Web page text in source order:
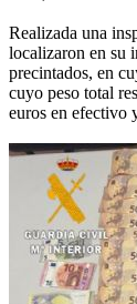
Realizada una
localizaron en su
precintados, en
cuyo peso total
euros en efectivo